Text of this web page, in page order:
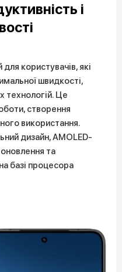
і
користувачів, які
швидкості,
технологій. Це
створення
використання.
дизайн, AMOLED-
та
базі процесора